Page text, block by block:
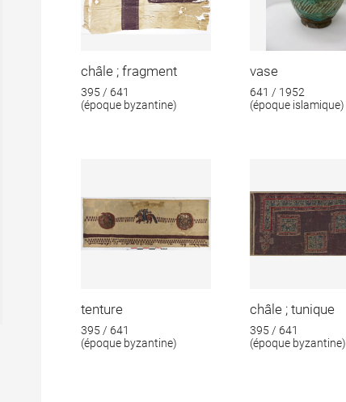
châle ; fragment
395 / 641
(époque byzantine)
vase
641 / 1952
(époque islamique)
tenture
395 / 641
(époque byzantine)
châle ; tunique
395 / 641
(époque byzantine)